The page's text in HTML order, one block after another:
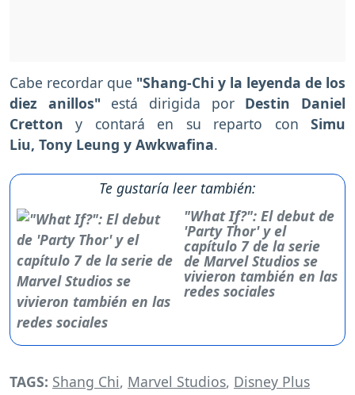
Cabe recordar que "Shang-Chi y la leyenda de los
diez anillos" está dirigida por Destin Daniel
Cretton y contará en su reparto con Simu
Liu, Tony Leung y Awkwafina.
Te gustaría leer también:
"What If?": El debut de
'Party Thor' y el
capítulo 7 de la serie
de Marvel Studios se
vivieron también en las
redes sociales
TAGS: Shang Chi, Marvel Studios, Disney Plus